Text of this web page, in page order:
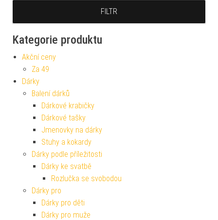
FILTR
Kategorie produktu
Akční ceny
Za 49
Dárky
Balení dárků
Dárkové krabičky
Dárkové tašky
Jmenovky na dárky
Stuhy a kokardy
Dárky podle příležitosti
Dárky ke svatbě
Rozlučka se svobodou
Dárky pro
Dárky pro děti
Dárky pro muže